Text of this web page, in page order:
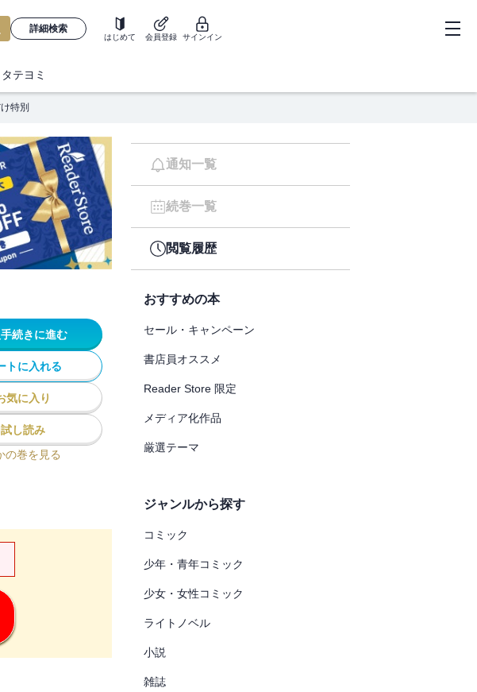
詳細検索
はじめて 会員登録 サインイン
タテヨミ
特別
続きに進む
トに入れる
気に入り
試し読み
の巻を見る
通知一覧
続巻一覧
閲覧履歴
おすすめの本
セール・キャンペーン
書店員オススメ
Reader Store 限定
メディア化作品
厳選テーマ
ジャンルから探す
コミック
少年・青年コミック
少女・女性コミック
ライトノベル
小説
雑誌